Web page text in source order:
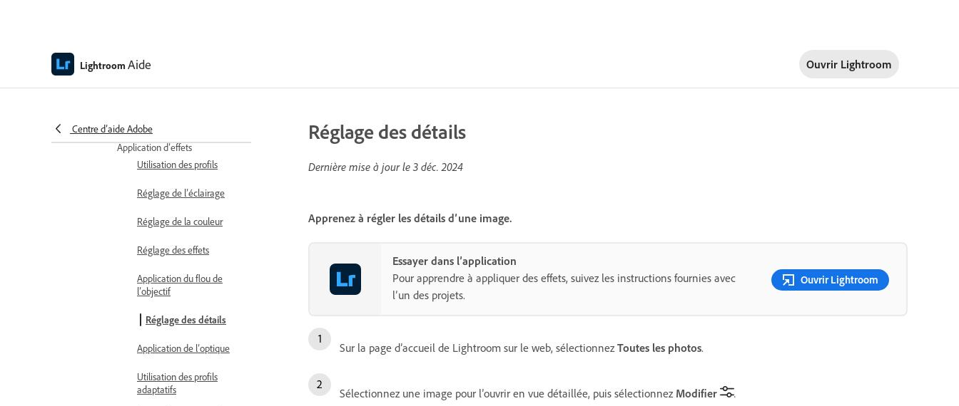
Lightroom Aide Ouvrir Lightroom
Centre d’aide Adobe
Création de paramètres
paramètres prédéfinis
Application d’effets
Utilisation des profils
Réglage de l’éclairage
Réglage de la couleur
Réglage des effets
Application du flou de
l’objectif
Réglage des détails
Application de l’optique
Utilisation des profils
adaptatifs
Réglage des détails
Dernière mise à jour le 3 déc. 2024
Apprenez à régler les détails d’une image.
Essayer dans l’application
Pour apprendre à appliquer des effets, suivez les instructions fournies avec
l’un des projets.
Ouvrir Lightroom
Sur la page d’accueil de Lightroom sur le web, sélectionnez Toutes les photos.
Sélectionnez une image pour l’ouvrir en vue détaillée, puis sélectionnez Modifier .